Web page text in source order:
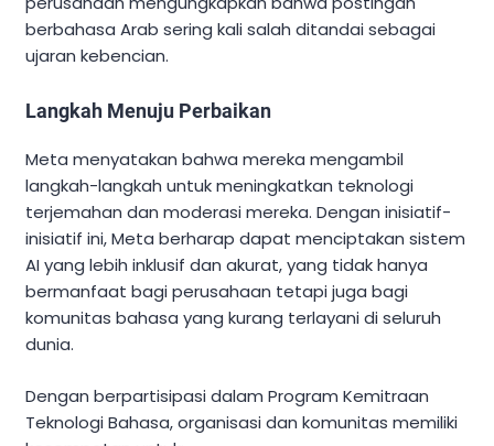
berbahasa Arab sering kali salah ditandai sebagai
ujaran kebencian.
Langkah Menuju Perbaikan
Meta menyatakan bahwa mereka mengambil
langkah-langkah untuk meningkatkan teknologi
terjemahan dan moderasi mereka. Dengan inisiatif-
inisiatif ini, Meta berharap dapat menciptakan sistem
AI yang lebih inklusif dan akurat, yang tidak hanya
bermanfaat bagi perusahaan tetapi juga bagi
komunitas bahasa yang kurang terlayani di seluruh
dunia.
Dengan berpartisipasi dalam Program Kemitraan
Teknologi Bahasa, organisasi dan komunitas memiliki